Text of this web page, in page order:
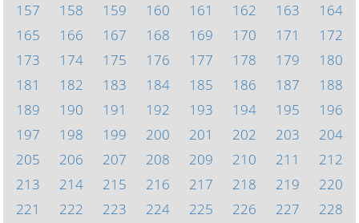
157
158 159 160 161 162 163
164
165
166 167 168 169 170 171
172
173
174 175 176 177 178 179
180
181
182 183 184 185 186 187
188
189
190 191 192 193 194 195
196
197
198 199 200 201 202 203
204
205
206 207 208 209 210 211
212
213
214 215 216 217 218 219
220
221
222 223 224 225 226 227
228